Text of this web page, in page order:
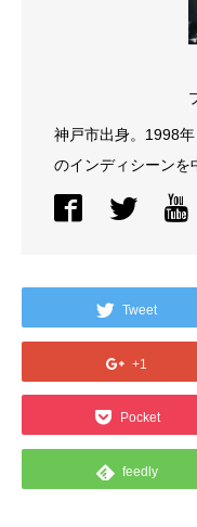
神戸市出身。1998
のインディシーンを
Tweet
+1
Pocket
feedly